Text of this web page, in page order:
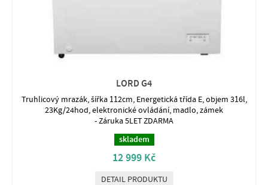
LORD G4
Truhlicový mrazák, šířka 112cm, Energetická třída E, objem 316l,
23Kg/24hod, elektronické ovládání, madlo, zámek
- Záruka 5LET ZDARMA
skladem
12 999 Kč
DETAIL PRODUKTU